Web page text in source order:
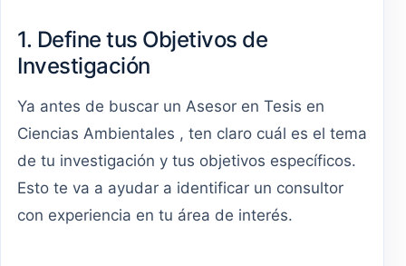
1. Define tus Objetivos de
Investigación
Ya antes de buscar un Asesor en Tesis en
Ciencias Ambientales , ten claro cuál es el tema
de tu investigación y tus objetivos específicos.
Esto te va a ayudar a identificar un consultor
con experiencia en tu área de interés.